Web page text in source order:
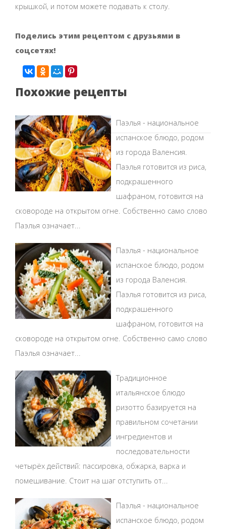
крышкой, и потом можете подавать к столу.
Поделись этим рецептом с друзьями в
соцсетях!
Похожие рецепты
Паэлья - национальное
испанское блюдо, родом
из города Валенсия.
Паэлья готовится из риса,
подкрашенного
шафраном, готовится на
сковороде на открытом огне. Собственно само слово
Паэлья означает...
Паэлья - национальное
испанское блюдо, родом
из города Валенсия.
Паэлья готовится из риса,
подкрашенного
шафраном, готовится на
сковороде на открытом огне. Собственно само слово
Паэлья означает...
Традиционное
итальянское блюдо
ризотто базируется на
правильном сочетании
ингредиентов и
последовательности
четырёх действий: пассировка, обжарка, варка и
помешивание. Стоит на шаг отступить от...
Паэлья - национальное
испанское блюдо, родом